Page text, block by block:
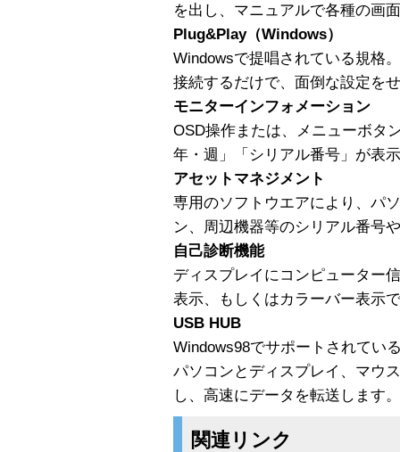
を出し、マニュアルで各種の画
Plug&Play（Windows）
Windowsで提唱されている規格
接続するだけで、面倒な設定を
モニターインフォメーション
OSD操作または、メニューボタ
年・週」「シリアル番号」が表
アセットマネジメント
専用のソフトウエアにより、パ
ン、周辺機器等のシリアル番号
自己診断機能
ディスプレイにコンピューター
表示、もしくはカラーバー表示
USB HUB
Windows98でサポートされてい
パソコンとディスプレイ、マウ
し、高速にデータを転送します。
関連リンク